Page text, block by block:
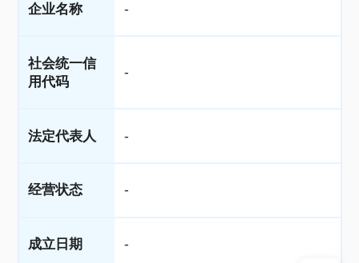
企业名称 -
社会统一信
用代码
-
法定代表人 -
经营状态 -
成立日期 -